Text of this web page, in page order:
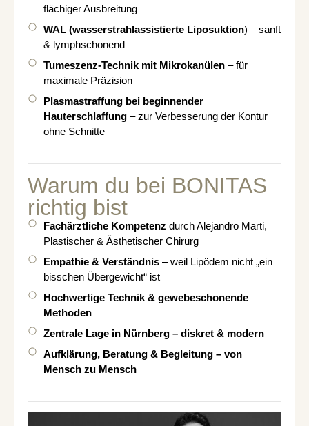
flächiger Ausbreitung
WAL (wasserstrahlassistierte Liposuktion) – sanft
& lymphschonend
Tumeszenz-Technik mit Mikrokanülen – für
maximale Präzision
Plasmastraffung bei beginnender
Hauterschlaffung– zur Verbesserung der Kontur
ohne Schnitte
Warum du bei BONITAS
richtig bist
Fachärztliche Kompetenz durch Alejandro Marti,
Plastischer & Ästhetischer Chirurg
Empathie & Verständnis– weil Lipödem nicht „ein
bisschen Übergewicht“ ist
Hochwertige Technik & gewebeschonende
Methoden
Zentrale Lage in Nürnberg – diskret & modern
Aufklärung, Beratung & Begleitung – von
Mensch zu Mensch